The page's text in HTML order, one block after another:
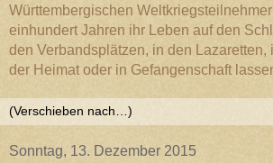
Württembergischen
einhundert Jahren ihr Leben auf den
den Verbandsplätzen, in den Lazaretten,
der Heimat oder in Gefangenschaft
Sonntag, 13. Dezember 2015